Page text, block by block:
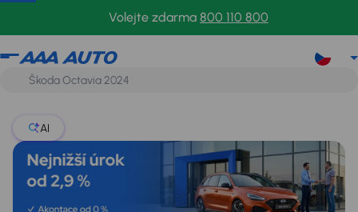
Volejte zdarma 800 110 800
KGM
AI